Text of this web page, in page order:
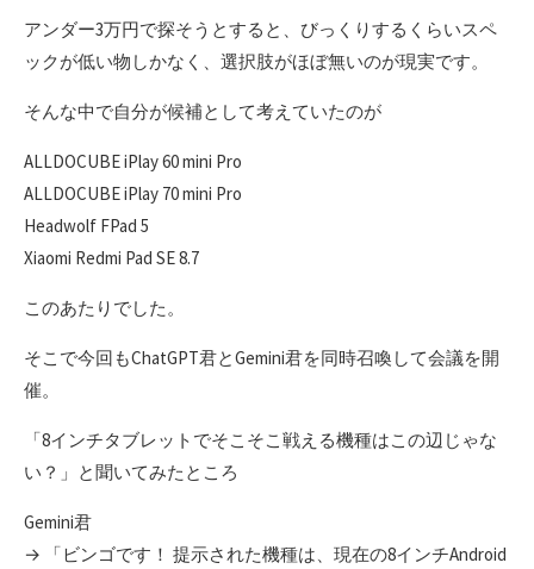
アンダー3万円で探そうとすると、びっくりするくらいスペ
ックが低い物しかなく、選択肢がほぼ無いのが現実です。
そんな中で自分が候補として考えていたのが
ALLDOCUBE iPlay 60 mini Pro
ALLDOCUBE iPlay 70 mini Pro
Headwolf FPad 5
Xiaomi Redmi Pad SE 8.7
このあたりでした。
そこで今回もChatGPT君とGemini君を同時召喚して会議を開
催。
「8インチタブレットでそこそこ戦える機種はこの辺じゃな
い？」と聞いてみたところ
Gemini君
→ 「ビンゴです！ 提示された機種は、現在の8インチAndroid